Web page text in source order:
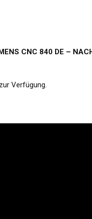
CNC 840 DE –
Verfügung.